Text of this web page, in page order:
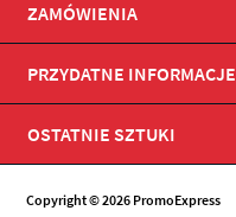
ZAMÓWIENIA
PRZYDATNE INFORMACJE
OSTATNIE SZTUKI
Copyright © 2026 PromoExpress